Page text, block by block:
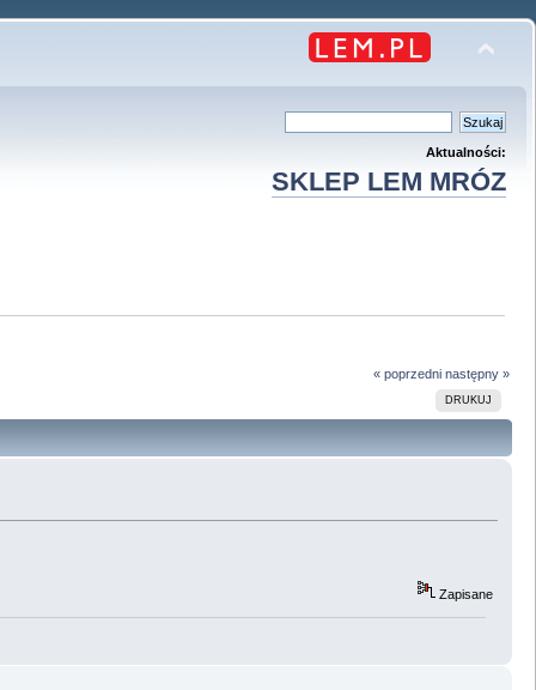
Aktualności:
SKLEP LEM MRÓZ
« poprzedni następny »
DRUKUJ
Zapisane